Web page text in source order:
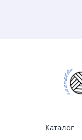
Каталог